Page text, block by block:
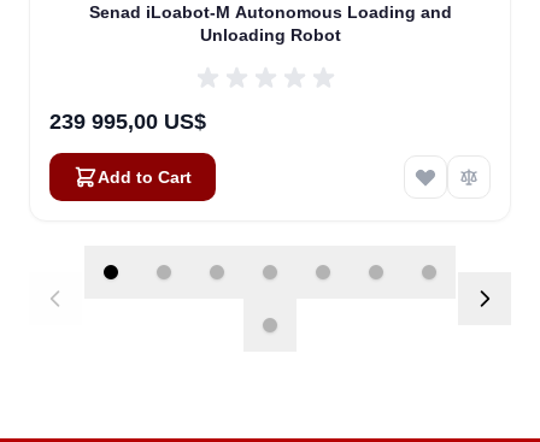
Senad iLoabot-M Autonomous Loading and
Unloading Robot
239 995,00 US$
Add to Cart